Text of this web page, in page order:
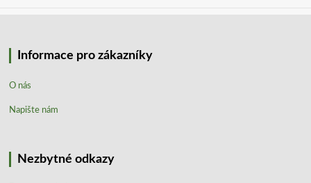
Informace pro zákazníky
O nás
Napište nám
Nezbytné odkazy